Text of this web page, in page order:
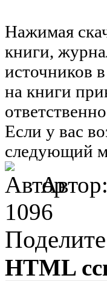
Нажимая
книги,
источников
на книги
Если у вас
следующий
Автор:
1096
HTML